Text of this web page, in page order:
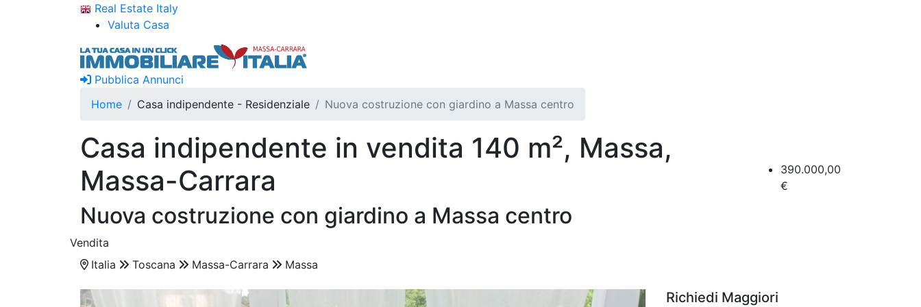
Real Estate Italy
Valuta Casa
Pubblica Annunci
Home
Casa indipendente - Residenziale Nuova costruzione con giardino a Massa centro
Casa indipendente in vendita 140 m², Massa,
Massa-Carrara
Nuova costruzione con giardino a Massa centro
390.000,00
€
Vendita
Italia
Toscana Massa-Carrara Massa
Richiedi Maggiori